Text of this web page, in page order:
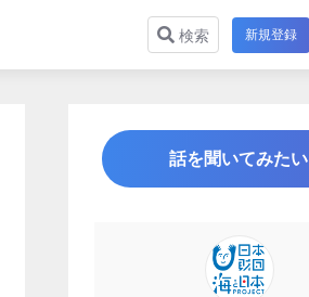
検索 新規登録
話を聞いてみたい